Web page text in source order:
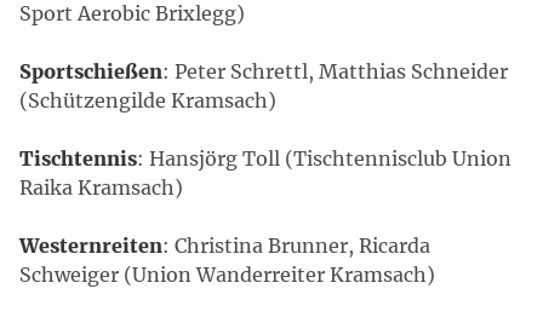
Sport Aerobic Brixlegg)
Sportschießen: Peter Schrettl, Matthias Schneider
(Schützengilde Kramsach)
Tischtennis: Hansjörg Toll (Tischtennisclub Union
Raika Kramsach)
Westernreiten: Christina Brunner, Ricarda
Schweiger (Union Wanderreiter Kramsach)